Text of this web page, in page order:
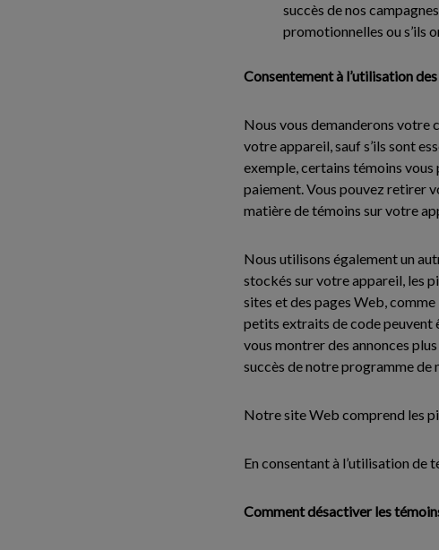
succès de nos
promotionnelles ou s’ils
Consentement à l’utilisation
Nous vous demanderons votre
votre appareil, sauf s’ils sont
exemple, certains témoins
paiement. Vous pouvez retirer
matière de témoins sur votre
Nous utilisons également un
stockés sur votre appareil, les
sites et des pages Web, comme
petits extraits de code peuvent
vous montrer des annonces
succès de notre programme de
Notre site Web comprend les
En consentant à l’utilisation de
Comment désactiver les